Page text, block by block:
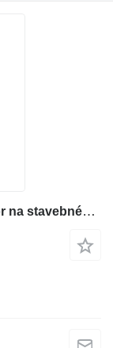
Piest SET Piston Complet pentru Motor na stavebného stroja Perkins 10004WT